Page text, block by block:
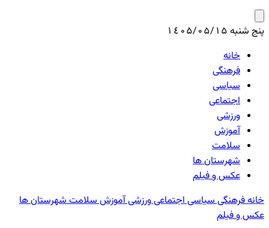
پنج شنبه ۱٤۰۵/۰۵/۱۵
خانه
فرهنگی
سیاسی
اجتماعی
ورزشی
آموزش
سلامت
شهرستان ها
عکس و فیلم
خانهفرهنگیسیاسیاجتماعیورزشیآموزشسلامتشهرستان ها
عکس و فیلم